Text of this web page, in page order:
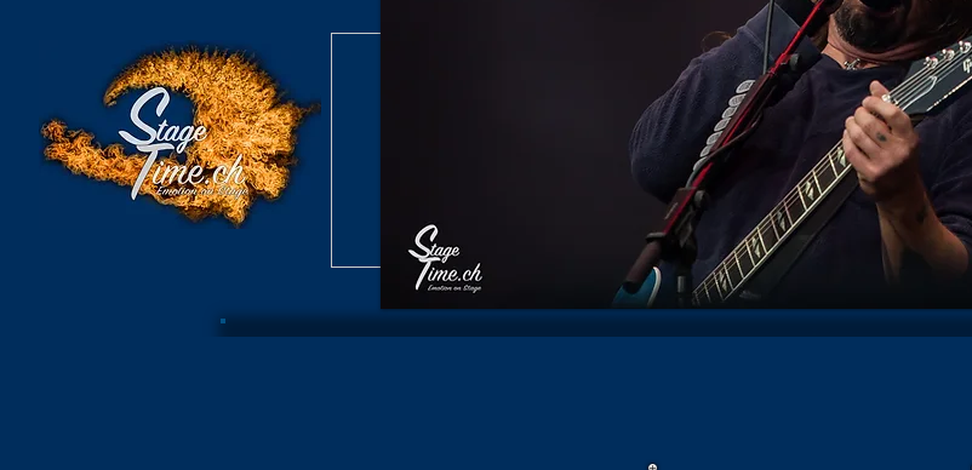
Konzert/Show 2026 Baloise
Konzert /Show Archiv 2024
Konzerte/Shows Archiv 2023
Burlesque Shows 2023/24 Archiv
Burlesque Shows 2022/23
Archiv Burlesque 2020/21/22
Konzerte/ Shows Archiv
Konzerte /Show Archiv 2019
Konzert Archiv 2018
Burlesque Revues Archiv 2018/19
Burlesque Revue Archiv 2017/